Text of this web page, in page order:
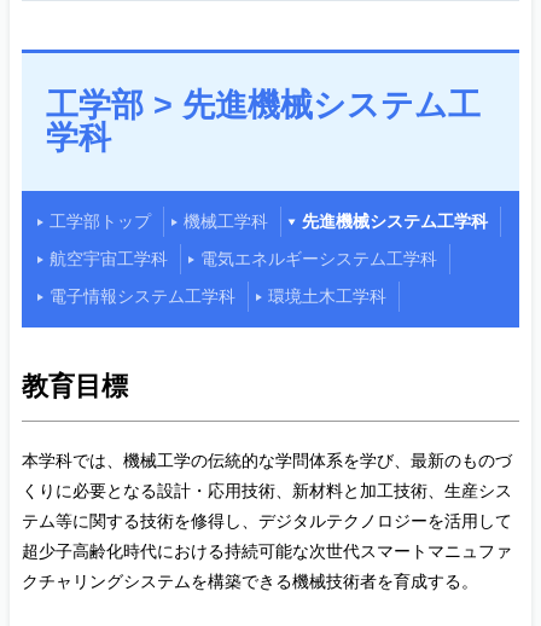
工学部 > 先進機械システム工
学科
工学部トップ 機械工学科
先進機械システム工学科
航空宇宙工学科
電気エネルギーシステム工学科
電子情報システム工学科
環境土木工学科
教育目標
本学科では、機械工学の伝統的な学問体系を学び、最新のものづ
くりに必要となる設計・応用技術、新材料と加工技術、生産シス
テム等に関する技術を修得し、デジタルテクノロジーを活用して
超少子高齢化時代における持続可能な次世代スマートマニュファ
クチャリングシステムを構築できる機械技術者を育成する。